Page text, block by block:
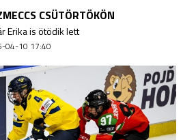
CSÜTÖRTÖKÖN
Erika is ötödik lett
04-10 17:40